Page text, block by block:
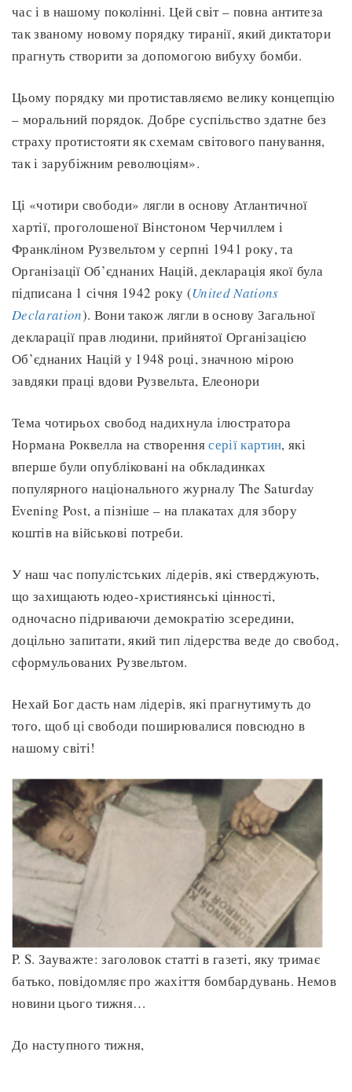
час і в нашому поколінні. Цей світ – повна антитеза
так званому новому порядку тиранії, який диктатори
прагнуть створити за допомогою вибуху бомби.
Цьому порядку ми протиставляємо велику концепцію
– моральний порядок. Добре суспільство здатне без
страху протистояти як схемам світового панування,
так і зарубіжним революціям».
Ці «чотири свободи» лягли в основу Атлантичної
хартії, проголошеної Вінстоном Черчиллем і
Франкліном Рузвельтом у серпні 1941 року, та
Організації Об’єднаних Націй, декларація якої була
підписана 1 січня 1942 року (United Nations
Declaration). Вони також лягли в основу Загальної
декларації прав людини, прийнятої Організацією
Об’єднаних Націй у 1948 році, значною мірою
завдяки праці вдови Рузвельта, Елеонори
Тема чотирьох свобод надихнула ілюстратора
Нормана Роквелла на створеннясерії картин, які
вперше були опубліковані на обкладинках
популярного національного журналу The Saturday
Evening Post, а пізніше – на плакатах для збору
коштів на військові потреби.
У наш час популістських лідерів, які стверджують,
що захищають юдео-християнські цінності,
одночасно підриваючи демократію зсередини,
доцільно запитати, який тип лідерства веде до свобод,
сформульованих Рузвельтом.
Нехай Бог дасть нам лідерів, які прагнутимуть до
того, щоб ці свободи поширювалися повсюдно в
нашому світі!
P. S. Зауважте: заголовок статті в газеті, яку тримає
батько, повідомляє про жахіття бомбардувань. Немов
новини цього тижня…
До наступного тижня,